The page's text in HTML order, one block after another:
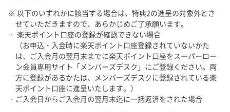
※ 以下のいずれかに該当する場合は、特典2の進呈の対象外とさ
せていただきますので、あらかじめご了承願います。
・ 楽天ポイント口座の登録が確認できない場合
（お申込・入会時に楽天ポイント口座登録されていないかた
は、ご入会月の翌月末までに楽天ポイント口座をスーパーロー
ン会員専用サイト「メンバーズデスク」にご登録ください。両
方に登録があるかたは、メンバーズデスクに登録されている楽
天ポイント口座に進呈いたします。）
・ご入会日からご入会月の翌月末迄に一括返済をされた場合